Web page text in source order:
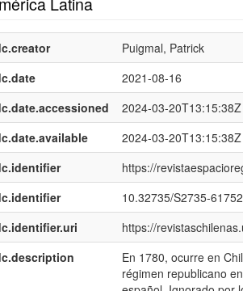
Puigmal, Patrick
2021-08-16
2024-03-20T13:15:38Z
2024-03-20T13:15:38Z
https://
10.32735/S2735-
https://
En 1780, ocurre en
régimen republicano